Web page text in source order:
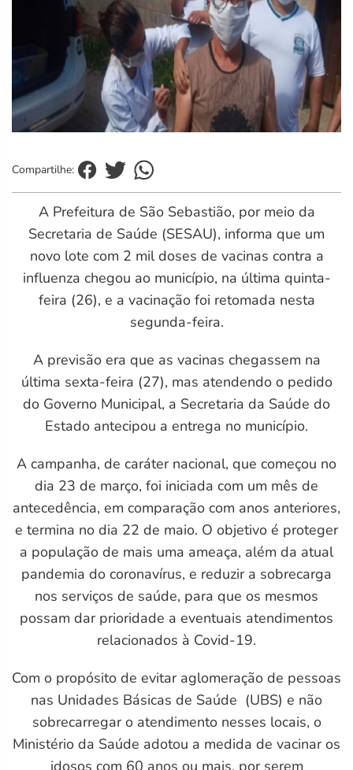
Compartilhe:
A Prefeitura de São Sebastião, por meio da
Secretaria de Saúde (SESAU), informa que um
novo lote com 2 mil doses de vacinas contra a
influenza chegou ao município, na última quinta-
feira (26), e a vacinação foi retomada nesta
segunda-feira.
A previsão era que as vacinas chegassem na
última sexta-feira (27), mas atendendo o pedido
do Governo Municipal, a Secretaria da Saúde do
Estado antecipou a entrega no município.
A campanha, de caráter nacional, que começou no
dia 23 de março, foi iniciada com um mês de
antecedência, em comparação com anos anteriores,
e termina no dia 22 de maio. O objetivo é proteger
a população de mais uma ameaça, além da atual
pandemia do coronavírus, e reduzir a sobrecarga
nos serviços de saúde, para que os mesmos
possam dar prioridade a eventuais atendimentos
relacionados à Covid-19.
Com o propósito de evitar aglomeração de pessoas
nas Unidades Básicas de Saúde (UBS) e não
sobrecarregar o atendimento nesses locais, o
Ministério da Saúde adotou a medida de vacinar os